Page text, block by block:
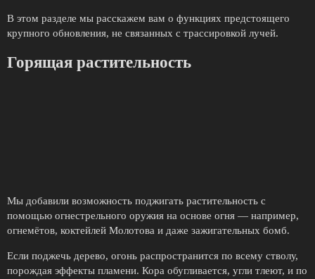
В этом разделе мы расскажем вам о функциях предстоящего
крупного обновления, не связанных с трассировкой лучей.
Горящая растительность
Мы добавили возможность поджигать растительность с
помощью огнестрельного оружия на основе огня — например,
огнемётов, коктейлей Молотова и даже зажигательных бомб.
Если поджечь дерево, огонь распространится по всему стволу,
порождая эффекты пламени. Кора обугливается, угли тлеют, и по